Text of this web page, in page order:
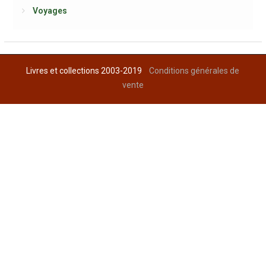
Voyages
Livres et collections 2003-2019Conditions générales de
vente